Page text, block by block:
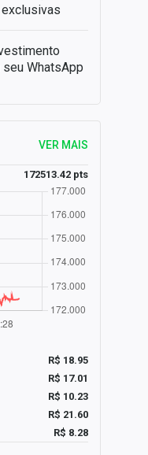
WhatsApp
VER MAIS
172513.42 pts
R$ 18.95
R$ 17.01
R$ 10.23
R$ 21.60
R$ 8.28